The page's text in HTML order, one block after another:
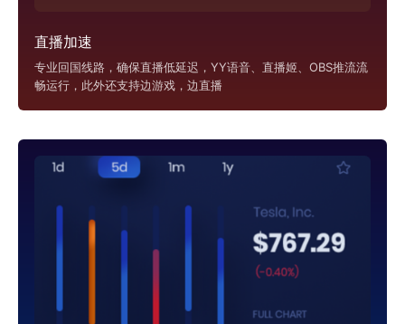
直播加速
专业回国线路，确保直播低延迟，YY语音、直播姬、OBS推流流
畅运行，此外还支持边游戏，边直播